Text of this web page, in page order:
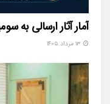
آمار آثار ارسالی به